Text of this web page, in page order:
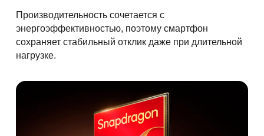
Производительность сочетается с
энергоэффективностью, поэтому смартфон
сохраняет стабильный отклик даже при длительной
нагрузке.